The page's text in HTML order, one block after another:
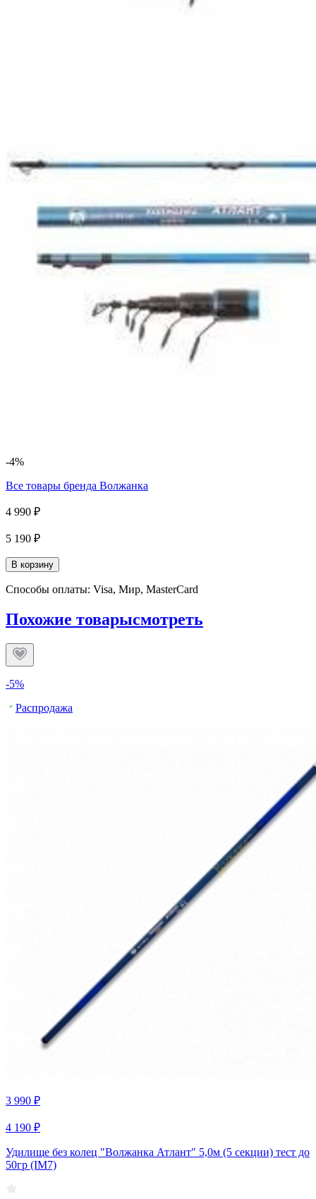
-4%
Все товары бренда Волжанка
4 990 ₽
5 190 ₽
В корзину
Способы оплаты: Visa, Мир, MasterCard
Похожие товарысмотреть
-5%
Распродажа
3 990 ₽
4 190 ₽
Удилище без колец "Волжанка Атлант" 5,0м (5 секции) тест до
50гр (IM7)